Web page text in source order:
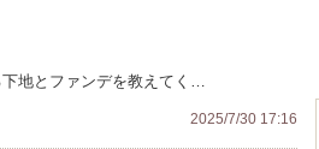
地とファンデを教えてく…
2025/7/30 17:16